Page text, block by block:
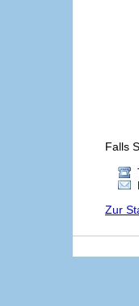
Falls
Zur